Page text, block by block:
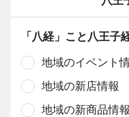
「八経」こと八王子
地域のイベント
地域の新店情報
地域の新商品情報